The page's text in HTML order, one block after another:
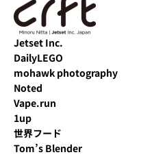
Jetset Inc.
DailyLEGO
mohawk photography
Noted
Vape.run
1up
世界フード
Tom’s Blender